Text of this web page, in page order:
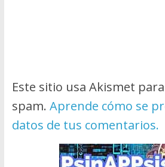
Este sitio usa Akismet
spam. Aprende cómo se
datos de tus comentarios.